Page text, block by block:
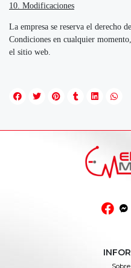
10. Modificaciones
La empresa se reserva el derecho
Condiciones en cualquier
el sitio web.